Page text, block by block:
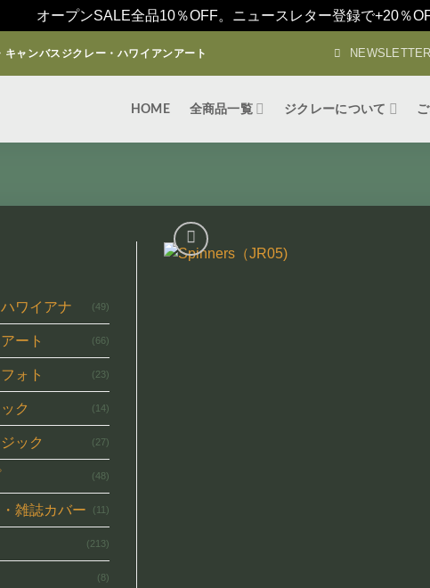
オープンSALE全品10％OFF。ニュースレター登録で+20％
キャンバスジクレー・ハワイアンアート NEWSLETTER
HOME 全商品一覧 ジクレーについて
ワイアナ (49)
ート (66)
ォト (23)
ク (14)
ック (27)
(48)
雑誌カバー (11)
(213)
(8)